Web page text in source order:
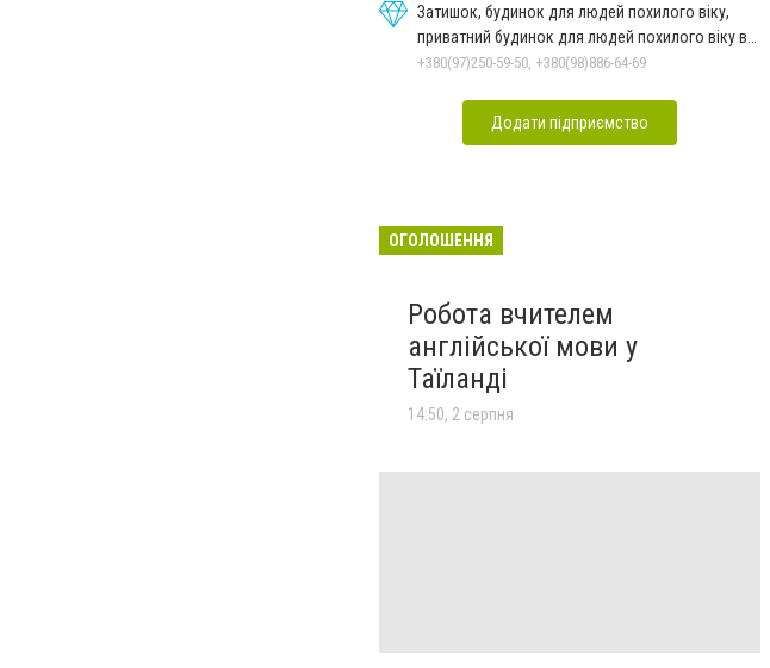
Затишок, будинок для людей похилого віку,
приватний будинок для людей похилого віку в
Дніпрі
+380(97)250-59-50, +380(98)886-64-69
Додати підприємство
ОГОЛОШЕННЯ
Робота вчителем
англійської мови у
Таїланді
14:50, 2 серпня